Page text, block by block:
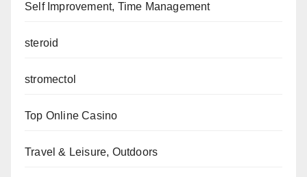
Self Improvement, Time Management
steroid
stromectol
Top Online Casino
Travel & Leisure, Outdoors